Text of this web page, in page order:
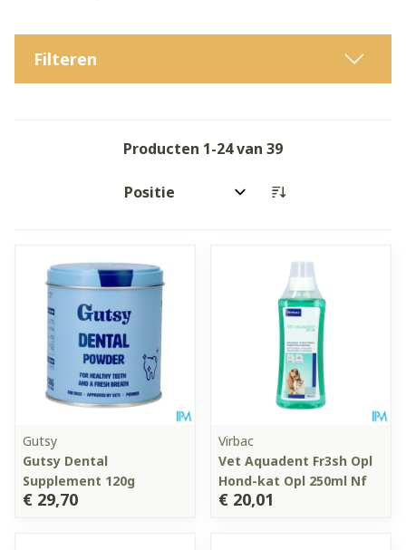
Filteren
Producten 1-24van 39
Sorteer op:
Gutsy
Gutsy Dental
Supplement 120g
€ 29,70
Virbac
Vet Aquadent Fr3sh Opl
Hond-kat Opl 250ml Nf
€ 20,01